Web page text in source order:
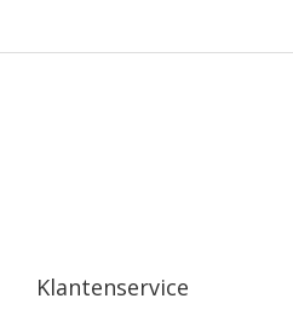
Klantenservice